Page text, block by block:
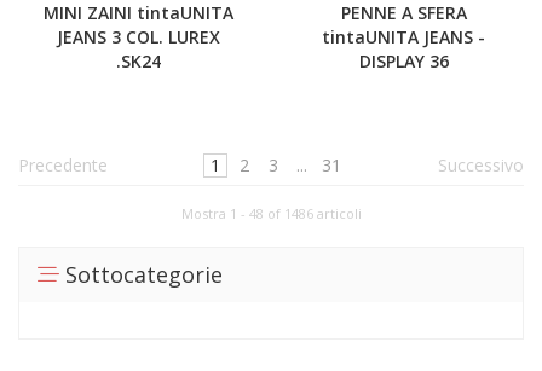
MINI ZAINI tintaUNITA
JEANS 3 COL. LUREX
.SK24
PENNE A SFERA
tintaUNITA JEANS -
DISPLAY 36
Precedente 1 2 3 ... 31 Successivo
Mostra 1 - 48 of 1486 articoli
Sottocategorie